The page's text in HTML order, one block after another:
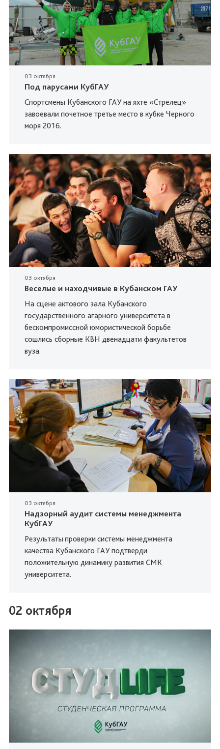
03 октября
Под парусами КубГАУ
Спортсмены Кубанского ГАУ на яхте «Стрелец»
завоевали почетное третье место в кубке Черного
моря 2016.
03 октября
Веселые и находчивые в Кубанском ГАУ
На сцене актового зала Кубанского
государственного агарного университета в
бескомпромиссной юмористической борьбе
сошлись сборные КВН двенадцати факультетов
вуза.
03 октября
Надзорный аудит системы менеджмента
КубГАУ
Результатыпроверкисистемы менеджмента
качества Кубанского ГАУ подтверди
положительную динамику развития СМК
университета.
02 октября